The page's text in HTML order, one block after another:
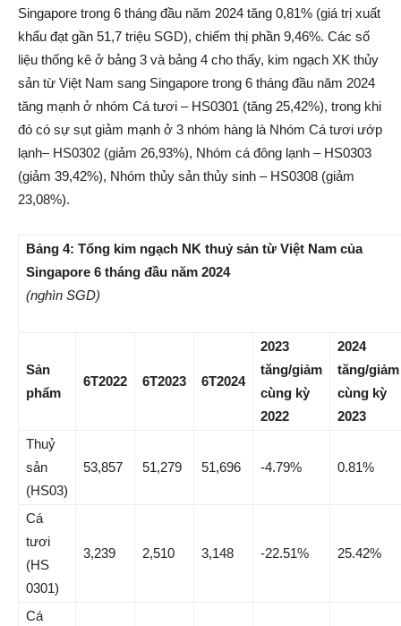
Singapore trong 6 tháng đầu năm 2024 tăng 0,81% (giá trị xuất
khẩu đạt gần 51,7 triệu SGD), chiếm thị phần 9,46%. Các số
liệu thống kê ở bảng 3 và bảng 4 cho thấy, kim ngạch XK thủy
sản từ Việt Nam sang Singapore trong 6 tháng đầu năm 2024
tăng mạnh ở nhóm Cá tươi – HS0301 (tăng 25,42%), trong khi
đó có sự sụt giảm mạnh ở 3 nhóm hàng là Nhóm Cá tươi ướp
lạnh– HS0302 (giảm 26,93%), Nhóm cá đông lạnh – HS0303
(giảm 39,42%), Nhóm thủy sản thủy sinh – HS0308 (giảm
23,08%).
Bảng 4: Tổng kim ngạch NK thuỷ sản từ Việt Nam của
Singapore 6 tháng đầu năm 2024
(nghìn SGD)
Sản
phẩm
6T2022 6T2023 6T2024
2023
tăng/giảm
cùng kỳ
2022
2024
tăng/giảm
cùng kỳ
2023
Thuỷ
sản
(HS03)
53,857 51,279 51,696 -4.79% 0.81%
Cá
tươi
(HS
0301)
3,239 2,510 3,148 -22.51% 25.42%
Cá